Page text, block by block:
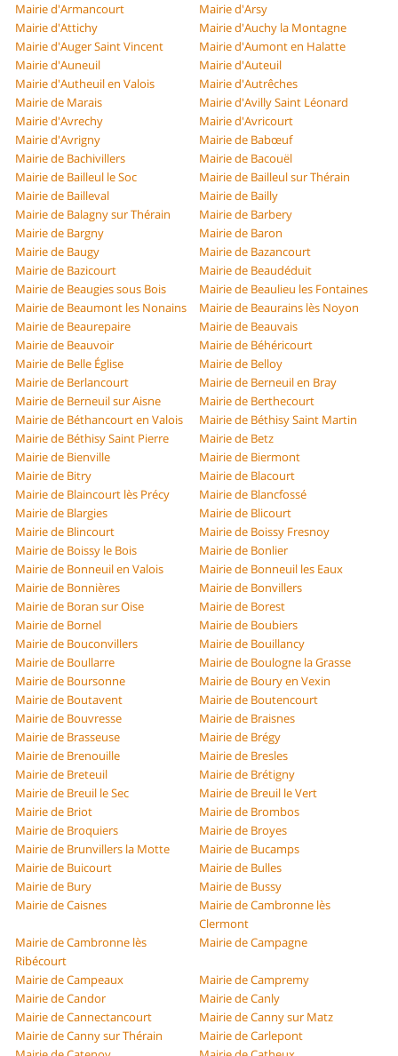
Mairie d'Armancourt
Mairie d'Arsy
Mairie d'Attichy
Mairie d'Auchy la Montagne
Mairie d'Auger Saint Vincent
Mairie d'Aumont en Halatte
Mairie d'Auneuil
Mairie d'Auteuil
Mairie d'Autheuil en Valois
Mairie d'Autrêches
Mairie de Marais
Mairie d'Avilly Saint Léonard
Mairie d'Avrechy
Mairie d'Avricourt
Mairie d'Avrigny
Mairie de Babœuf
Mairie de Bachivillers
Mairie de Bacouël
Mairie de Bailleul le Soc
Mairie de Bailleul sur Thérain
Mairie de Bailleval
Mairie de Bailly
Mairie de Balagny sur Thérain
Mairie de Barbery
Mairie de Bargny
Mairie de Baron
Mairie de Baugy
Mairie de Bazancourt
Mairie de Bazicourt
Mairie de Beaudéduit
Mairie de Beaugies sous Bois
Mairie de Beaulieu les Fontaines
Mairie de Beaumont les Nonains
Mairie de Beaurains lès Noyon
Mairie de Beaurepaire
Mairie de Beauvais
Mairie de Beauvoir
Mairie de Béhéricourt
Mairie de Belle Église
Mairie de Belloy
Mairie de Berlancourt
Mairie de Berneuil en Bray
Mairie de Berneuil sur Aisne
Mairie de Berthecourt
Mairie de Béthancourt en Valois
Mairie de Béthisy Saint Martin
Mairie de Béthisy Saint Pierre
Mairie de Betz
Mairie de Bienville
Mairie de Biermont
Mairie de Bitry
Mairie de Blacourt
Mairie de Blaincourt lès Précy
Mairie de Blancfossé
Mairie de Blargies
Mairie de Blicourt
Mairie de Blincourt
Mairie de Boissy Fresnoy
Mairie de Boissy le Bois
Mairie de Bonlier
Mairie de Bonneuil en Valois
Mairie de Bonneuil les Eaux
Mairie de Bonnières
Mairie de Bonvillers
Mairie de Boran sur Oise
Mairie de Borest
Mairie de Bornel
Mairie de Boubiers
Mairie de Bouconvillers
Mairie de Bouillancy
Mairie de Boullarre
Mairie de Boulogne la Grasse
Mairie de Boursonne
Mairie de Boury en Vexin
Mairie de Boutavent
Mairie de Boutencourt
Mairie de Bouvresse
Mairie de Braisnes
Mairie de Brasseuse
Mairie de Brégy
Mairie de Brenouille
Mairie de Bresles
Mairie de Breteuil
Mairie de Brétigny
Mairie de Breuil le Sec
Mairie de Breuil le Vert
Mairie de Briot
Mairie de Brombos
Mairie de Broquiers
Mairie de Broyes
Mairie de Brunvillers la Motte
Mairie de Bucamps
Mairie de Buicourt
Mairie de Bulles
Mairie de Bury
Mairie de Bussy
Mairie de Caisnes
Mairie de Cambronne lès
Clermont
Mairie de Cambronne lès
Ribécourt
Mairie de Campagne
Mairie de Campeaux
Mairie de Campremy
Mairie de Candor
Mairie de Canly
Mairie de Cannectancourt
Mairie de Canny sur Matz
Mairie de Canny sur Thérain
Mairie de Carlepont